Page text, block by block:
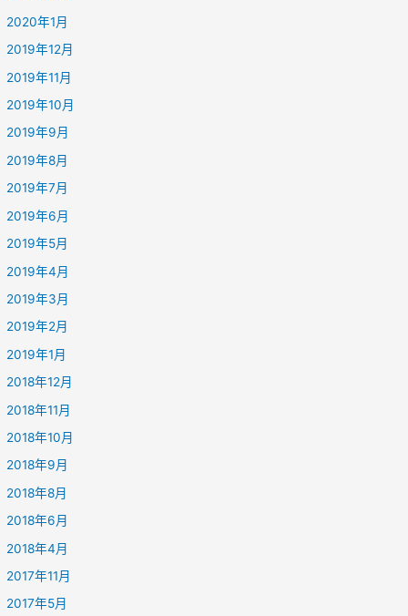
2020年1月
2019年12月
2019年11月
2019年10月
2019年9月
2019年8月
2019年7月
2019年6月
2019年5月
2019年4月
2019年3月
2019年2月
2019年1月
2018年12月
2018年11月
2018年10月
2018年9月
2018年8月
2018年6月
2018年4月
2017年11月
2017年5月